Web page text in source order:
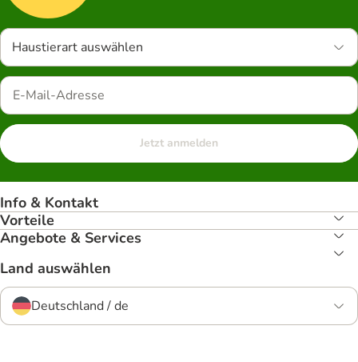
Haustierart auswählen
Jetzt anmelden
Info & Kontakt
Vorteile
Angebote & Services
Land auswählen
Deutschland / de